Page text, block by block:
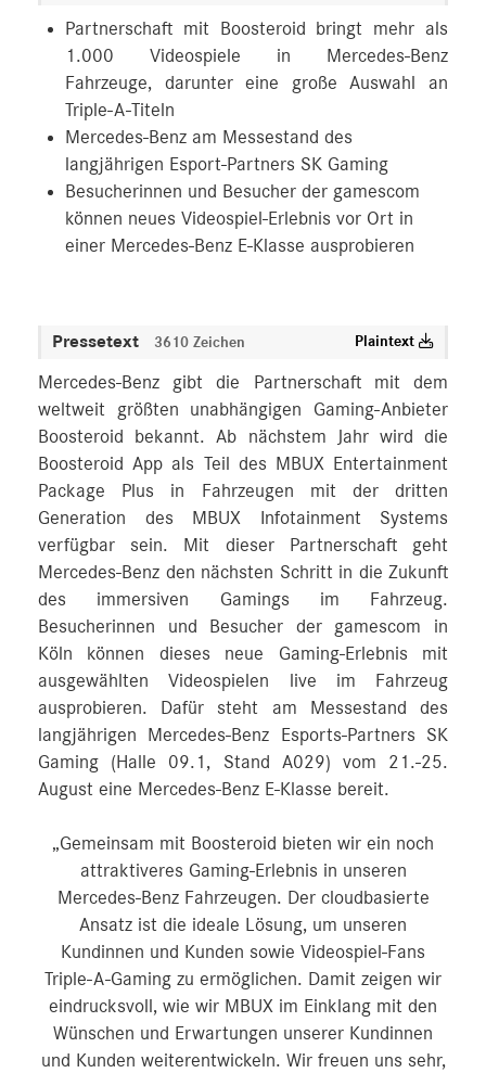
Partnerschaft mit Boosteroid bringt mehr als
1.000 Videospiele in Mercedes-Benz
Fahrzeuge, darunter eine große Auswahl an
Triple-A-Titeln
Mercedes-Benz am Messestand des
langjährigen Esport-Partners SK Gaming
Besucherinnen und Besucher der gamescom
können neues Videospiel-Erlebnis vor Ort in
einer Mercedes-Benz E-Klasse ausprobieren
Pressetext 3610 Zeichen Plaintext
Mercedes-Benz gibt die Partnerschaft mit dem
weltweit größten unabhängigen Gaming-Anbieter
Boosteroid bekannt. Ab nächstem Jahr wird die
Boosteroid App als Teil des MBUX Entertainment
Package Plus in Fahrzeugen mit der dritten
Generation des MBUX Infotainment Systems
verfügbar sein. Mit dieser Partnerschaft geht
Mercedes-Benz den nächsten Schritt in die Zukunft
des immersiven Gamings im Fahrzeug.
Besucherinnen und Besucher der gamescom in
Köln können dieses neue Gaming-Erlebnis mit
ausgewählten Videospielen live im Fahrzeug
ausprobieren. Dafür steht am Messestand des
langjährigen Mercedes-Benz Esports-Partners SK
Gaming (Halle 09.1, Stand A029) vom 21.-25.
August eine Mercedes‑Benz E-Klasse bereit.
„Gemeinsam mit Boosteroid bieten wir ein noch
attraktiveres Gaming-Erlebnis in unseren
Mercedes‑Benz Fahrzeugen. Der cloudbasierte
Ansatz ist die ideale Lösung, um unseren
Kundinnen und Kunden sowie Videospiel-Fans
Triple-A-Gaming zu ermöglichen. Damit zeigen wir
eindrucksvoll, wie wir MBUX im Einklang mit den
Wünschen und Erwartungen unserer Kundinnen
und Kunden weiterentwickeln. Wir freuen uns sehr,